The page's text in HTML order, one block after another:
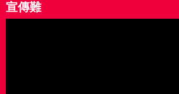
宣傳難